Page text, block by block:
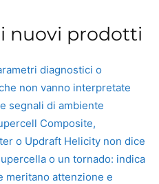
nuovi prodotti
diagnostici o
non vanno interpretate
segnali di ambiente
Composite,
o Updraft Helicity non dice
o un tornado: indica
meritano attenzione e